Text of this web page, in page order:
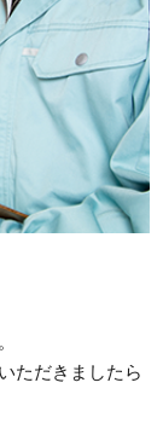
ただきましたら